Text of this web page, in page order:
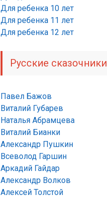
Для ребенка 10 лет
Для ребенка 11 лет
Для ребенка 12 лет
Русские сказочники
Павел Бажов
Виталий Губарев
Наталья Абрамцева
Виталий Бианки
Александр Пушкин
Всеволод Гаршин
Аркадий Гайдар
Александр Волков
Алексей Толстой